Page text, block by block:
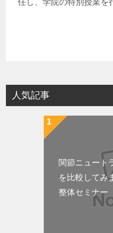
人気記事
関節ニュート
を比較してみ
整体セミナー